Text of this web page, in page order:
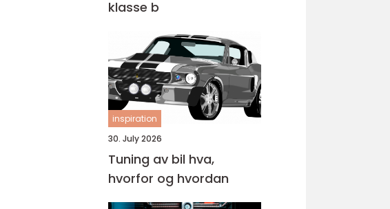
klasse b
inspiration
30. July 2026
Tuning av bil hva,
hvorfor og hvordan